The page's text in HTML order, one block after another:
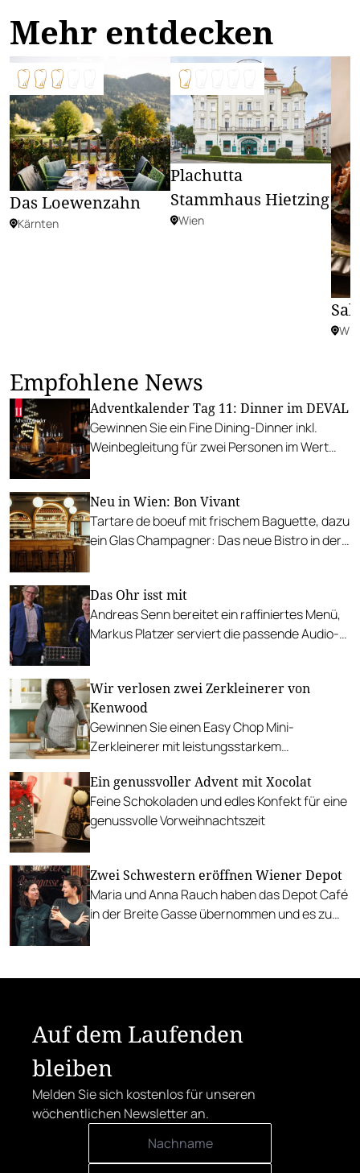
Mehr entdecken
Das Loewenzahn
Kärnten
Plachutta
Stammhaus Hietzing
Wien
Empfohlene News
Adventkalender Tag 11: Dinner im DEVAL
Gewinnen Sie ein Fine Dining-Dinner inkl.
Weinbegleitung für zwei Personen im Wert
Neu in Wien: Bon Vivant
Tartare de boeuf mit frischem Baguette, dazu
ein Glas Champagner: Das neue Bistro in der
Das Ohr isst mit
Andreas Senn bereitet ein raffiniertes Menü,
Markus Platzer serviert die passende Audio-
Wir verlosen zwei Zerkleinerer von
Kenwood
Gewinnen Sie einen Easy Chop Mini-
Zerkleinerer mit leistungsstarkem
Ein genussvoller Advent mit Xocolat
Feine Schokoladen und edles Konfekt für eine
genussvolle Vorweihnachtszeit
Zwei Schwestern eröffnen Wiener Depot
Maria und Anna Rauch haben das Depot Café
in der Breite Gasse übernommen und es zu
Auf dem Laufenden
bleiben
Melden Sie sich kostenlos für unseren
wöchentlichen Newsletter an.